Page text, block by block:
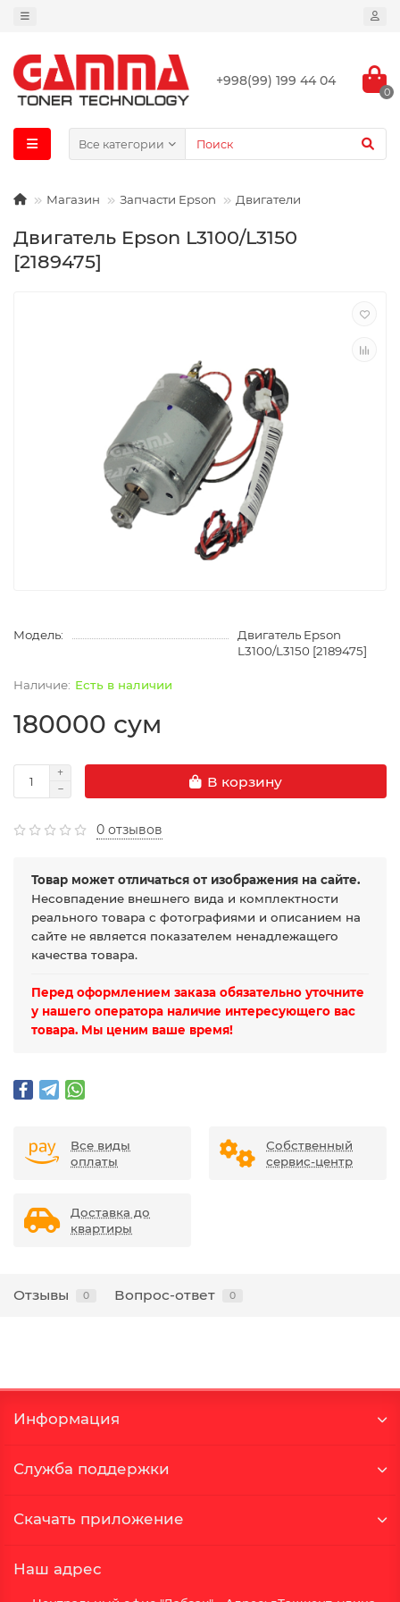
+998(99) 199 44 04
0
Все категории
Магазин Запчасти Epson Двигатели
Двигатель Epson L3100/L3150
[2189475]
Модель:
Двигатель Epson
L3100/L3150 [2189475]
Есть в наличии
180000 сум
В корзину
0 отзывов
Товар может отличаться от изображения на сайте.
Несовпадение внешнего вида и комплектности
реального товара с фотографиями и описанием на
сайте не является показателем ненадлежащего
качества товара.
Перед оформлением заказа обязательно уточните
у нашего оператора наличие интересующего вас
товара. Мы ценим ваше время!
Все виды
оплаты
Собственный
сервис-центр
Доставка до
квартиры
Отзывы 0 Вопрос-ответ 0
Информация
Служба поддержки
Скачать приложение
Наш адрес